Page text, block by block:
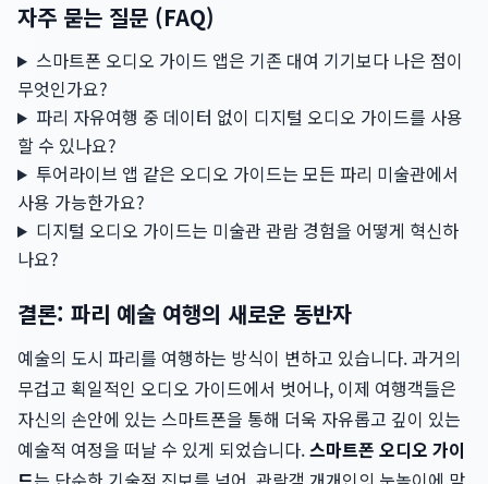
자주 묻는 질문 (FAQ)
스마트폰 오디오 가이드 앱은 기존 대여 기기보다 나은 점이
무엇인가요?
파리 자유여행 중 데이터 없이 디지털 오디오 가이드를 사용
할 수 있나요?
투어라이브 앱 같은 오디오 가이드는 모든 파리 미술관에서
사용 가능한가요?
디지털 오디오 가이드는 미술관 관람 경험을 어떻게 혁신하
나요?
결론: 파리 예술 여행의 새로운 동반자
예술의 도시 파리를 여행하는 방식이 변하고 있습니다. 과거의
무겁고 획일적인 오디오 가이드에서 벗어나, 이제 여행객들은
자신의 손안에 있는 스마트폰을 통해 더욱 자유롭고 깊이 있는
예술적 여정을 떠날 수 있게 되었습니다.스마트폰 오디오 가이